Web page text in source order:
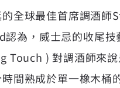
的全球最佳首席調酒師
認為，威士忌的收尾技
Touch ) 對調酒師來說
間熟成於單一橡木桶